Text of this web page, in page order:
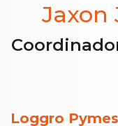
Jaxon
Loggro Pymes